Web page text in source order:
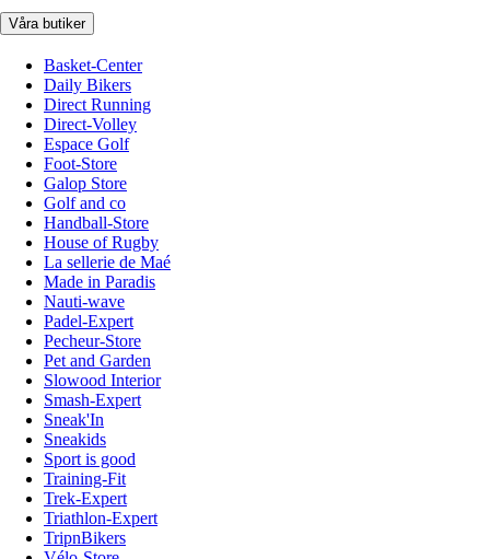
Våra butiker
Basket-Center
Daily Bikers
Direct Running
Direct-Volley
Espace Golf
Foot-Store
Galop Store
Golf and co
Handball-Store
House of Rugby
La sellerie de Maé
Made in Paradis
Nauti-wave
Padel-Expert
Pecheur-Store
Pet and Garden
Slowood Interior
Smash-Expert
Sneak'In
Sneakids
Sport is good
Training-Fit
Trek-Expert
Triathlon-Expert
TripnBikers